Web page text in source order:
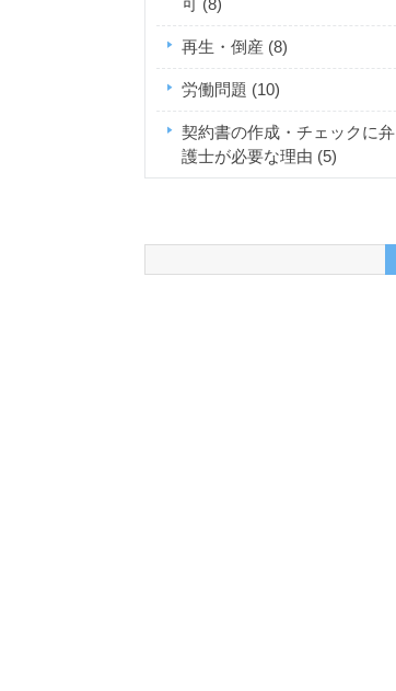
可 (8)
再生・倒産 (8)
労働問題 (10)
契約書の作成・チェックに弁
護士が必要な理由 (5)